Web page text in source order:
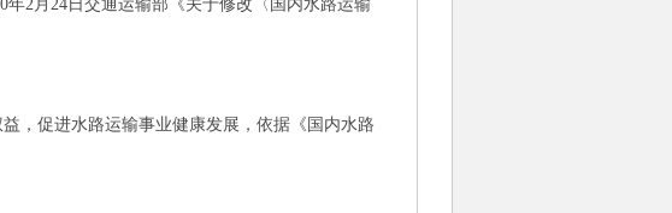
2月24日交通运输部《关于修改〈国内水路运输
促进水路运输事业健康发展，依据《国内水路